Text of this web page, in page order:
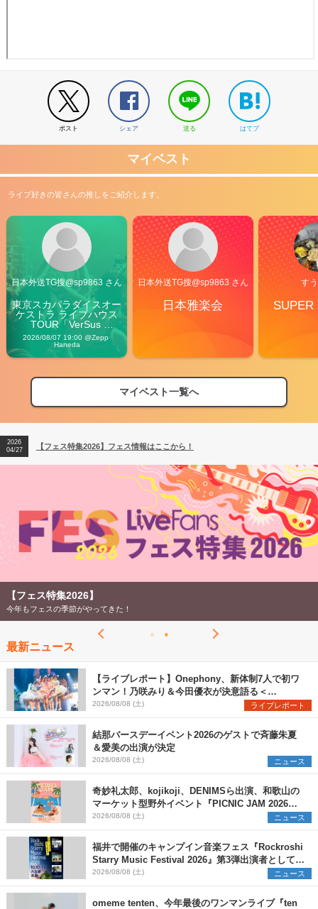
ポスト シェア 送る はてブ
マイベスト
ライブ好きの皆さんの推しをご紹介します。
日本外送TG搜@sp9863 さん
東京スカパラダイスオー
ケストラ ライブハウス
TOUR「VerSus
Carnival」
2026/08/07 19:00 @Zepp
Haneda
日本外送TG搜@sp9863 さん
日本雅楽会
す
SUPER
マイベスト一覧へ
【フェス特集2026】フェス情報はここから！
【ライブ動員ランキング】2026年上半期編発表！
2026
04/27
【フェス特集2026】フェス情報はここから！
2026
【ライブ動員ランキング】2026年上半期編発表！
【フェス特集2026】
今年もフェスの季節がやってきた！
最新ニュース
【ライブレポート】Onephony、新体制7人で初ワ
ンマン！乃咲みり＆今田優衣が決意語る＜
Onephony新体制1st Oneman Live はじまりの夏
＞
2026/08/08 (土) ライブレポート
結那バースデーイベント2026のゲストで斉藤朱夏
＆愛美の出演が決定
2026/08/08 (土) ニュース
奇妙礼太郎、kojikoji、DENIMSら出演、和歌山の
マーケット型野外イベント『PICNIC JAM 2026』
早割チケット発売開始
2026/08/08 (土) ニュース
福井で開催のキャンプイン音楽フェス『Rockroshi
Starry Music Festival 2026』第3弾出演者として
SCOOBIE DO、かりゆし58、Reiを発表
2026/08/08 (土) ニュース
omeme tenten、今年最後のワンマンライブ『ten